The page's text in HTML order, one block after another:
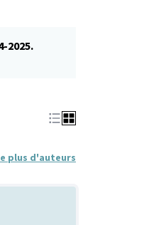
2025.
plus d'auteurs